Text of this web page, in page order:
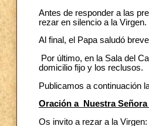
Antes de responder a las
rezar en silencio a la Virgen.
Al final, el Papa saludó
Por último, en la Sala del
domicilio fijo y los reclusos.
Publicamos a continuación
Oración a
Nuestra
Os invito a rezar a la